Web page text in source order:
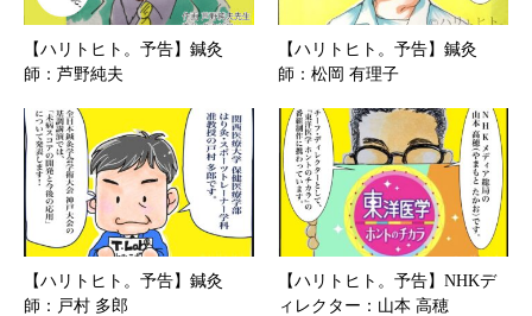
【ハリトヒト。予告】鍼灸
師：芦野純夫
【ハリトヒト。予告】鍼灸
師：松岡 有理子
【ハリトヒト。予告】鍼灸
師：戸村 多郎
【ハリトヒト。予告】NHKデ
ィレクター：山本 高穂